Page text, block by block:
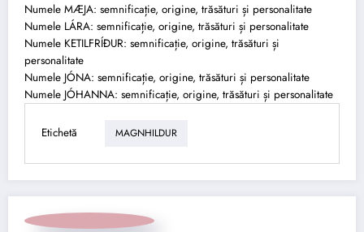
Numele MÆJA: semnificație, origine, trăsături și personalitate
Numele LÁRA: semnificație, origine, trăsături și personalitate
Numele KETILFRÍÐUR: semnificație, origine, trăsături și
personalitate
Numele JÓNA: semnificație, origine, trăsături și personalitate
Numele JÓHANNA: semnificație, origine, trăsături și personalitate
Etichetă MAGNHILDUR